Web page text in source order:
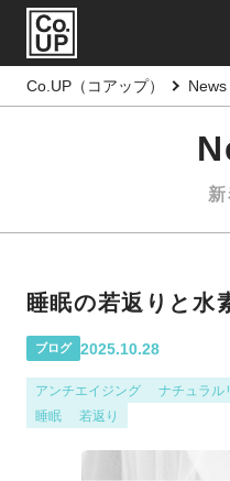
Co.UP（コアップ） News
睡眠の若返りと水
ブログ 2025.10.28
アンチエイジング ナチュラル
睡眠
若返り